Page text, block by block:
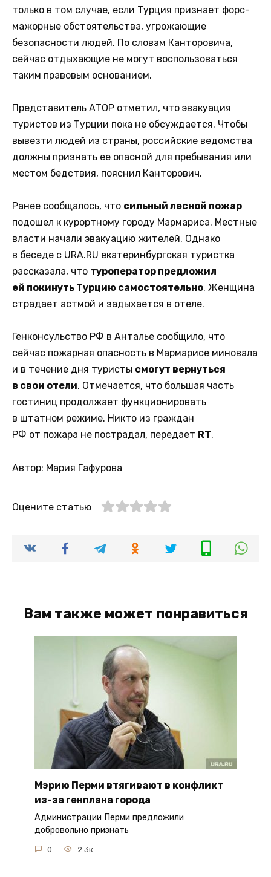
только в том случае, если Турция признает форс-
мажорные обстоятельства, угрожающие
безопасности людей. По словам Канторовича,
сейчас отдыхающие не могут воспользоваться
таким правовым основанием.
Представитель АТОР отметил, что эвакуация
туристов из Турции пока не обсуждается. Чтобы
вывезти людей из страны, российские ведомства
должны признать ее опасной для пребывания или
местом бедствия, пояснил Канторович.
Ранее сообщалось, что сильный лесной пожар
подошел к курортному городу Мармариса. Местные
власти начали эвакуацию жителей. Однако
в беседе с URA.RU екатеринбургская туристка
рассказала, что туроператор предложил
ей покинуть Турцию самостоятельно. Женщина
страдает астмой и задыхается в отеле.
Генконсульство РФ в Анталье сообщило, что
сейчас пожарная опасность в Мармарисе миновала
и в течение дня туристы смогут вернуться
в свои отели. Отмечается, что большая часть
гостиниц продолжает функционировать
в штатном режиме. Никто из граждан
РФ от пожара не пострадал, передает RT.
Автор: Мария Гафурова
Оцените статью
Вам также может понравиться
Мэрию Перми втягивают в конфликт
из-за генплана города
Администрации Перми предложили
добровольно признать
0 2.3к.